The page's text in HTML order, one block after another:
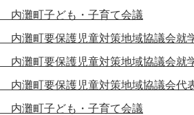
灘町子ども・子育て会議
灘町要保護児童対策地域協議会就
灘町要保護児童対策地域協議会就
灘町要保護児童対策地域協議会代
灘町子ども・子育て会議